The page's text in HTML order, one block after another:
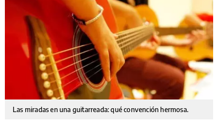
Las miradas en una guitarreada: qué convención hermosa.